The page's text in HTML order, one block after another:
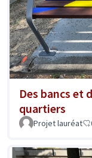
Des bancs et
quartiers
Projet lauréat